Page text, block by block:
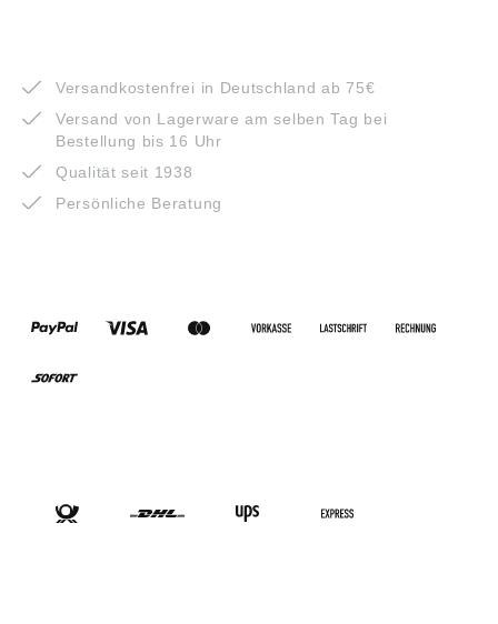
Versandkostenfrei in Deutschland ab 75€
Versand von Lagerware am selben Tag bei
Bestellung bis 16 Uhr
Qualität seit 1938
Persönliche Beratung